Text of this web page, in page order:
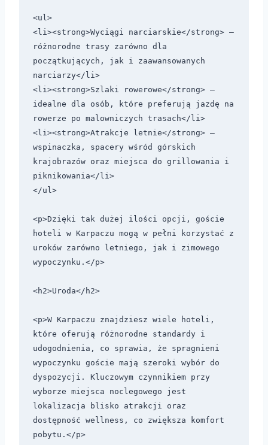
<ul>
<li><strong>Wyciągi narciarskie</strong> –
różnorodne trasy zarówno dla
początkujących, jak i zaawansowanych
narciarzy</li>
<li><strong>Szlaki rowerowe</strong> –
idealne dla osób, które preferują jazdę na
rowerze po malowniczych trasach</li>
<li><strong>Atrakcje letnie</strong> –
wspinaczka, spacery wśród górskich
krajobrazów oraz miejsca do grillowania i
piknikowania</li>
</ul>
<p>Dzięki tak dużej ilości opcji, goście
hoteli w Karpaczu mogą w pełni korzystać z
uroków zarówno letniego, jak i zimowego
wypoczynku.</p>
<h2>Uroda</h2>
<p>W Karpaczu znajdziesz wiele hoteli,
które oferują różnorodne standardy i
udogodnienia, co sprawia, że spragnieni
wypoczynku goście mają szeroki wybór do
dyspozycji. Kluczowym czynnikiem przy
wyborze miejsca noclegowego jest
lokalizacja blisko atrakcji oraz
dostępność wellness, co zwiększa komfort
pobytu.</p>